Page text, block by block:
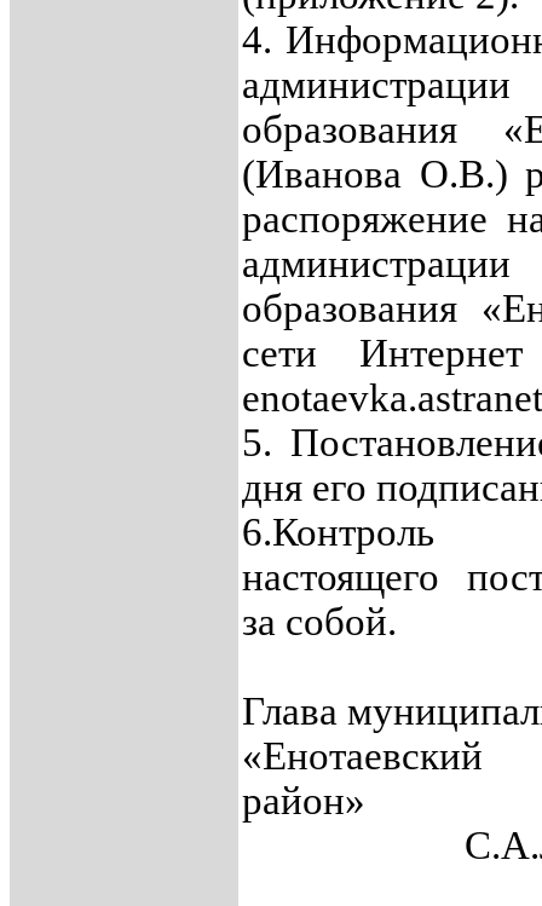
4.
образования
(Иванова О.В.)
распоряжение
образования
сети
5.
дня его
6.Контроль
настоящего
за собой.
Глава
«Енотаевский